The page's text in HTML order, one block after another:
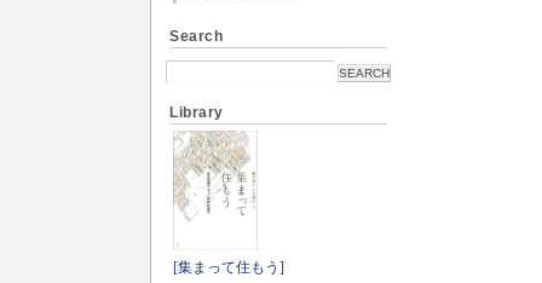
Search
Library
[集まって住もう]